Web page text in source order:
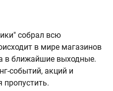
собрал всю
в мире магазинов
в ближайшие выходные.
событий, акций и
пропустить.